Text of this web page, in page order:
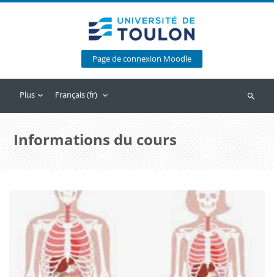
Page de connexion Moodle
Plus Français ‎(fr)‎
Informations du cours